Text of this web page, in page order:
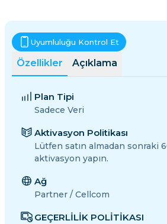
Özellikler Açıklama
Uyumluluğu Kontrol Et
Plan Tipi
Sadece Veri
Aktivasyon Politikası
Lütfen satın almadan sonraki
aktivasyon yapın.
Ağ
Partner / Cellcom
GEÇERLİLİK POLİTİKASI